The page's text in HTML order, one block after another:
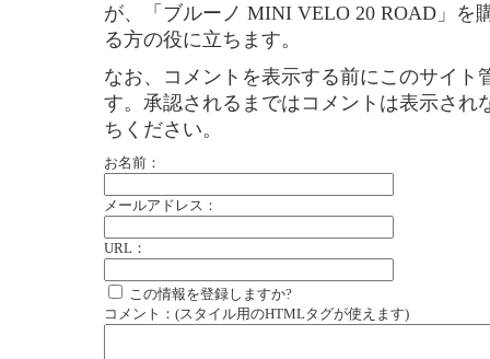
が、「ブルーノ MINI VELO 20 ROAD」を
る方の役に立ちます。
なお、コメントを表示する前にこのサイト
す。承認されるまではコメントは表示され
ちください。
お名前：
メールアドレス：
URL：
この情報を登録しますか?
コメント：(スタイル用のHTMLタグが使えます)